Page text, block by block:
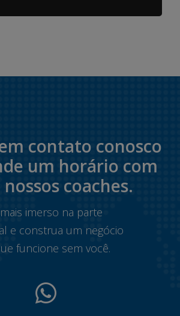
contato conosco
um horário com
coaches.
imerso na parte
e construa um negócio
funcione sem você.